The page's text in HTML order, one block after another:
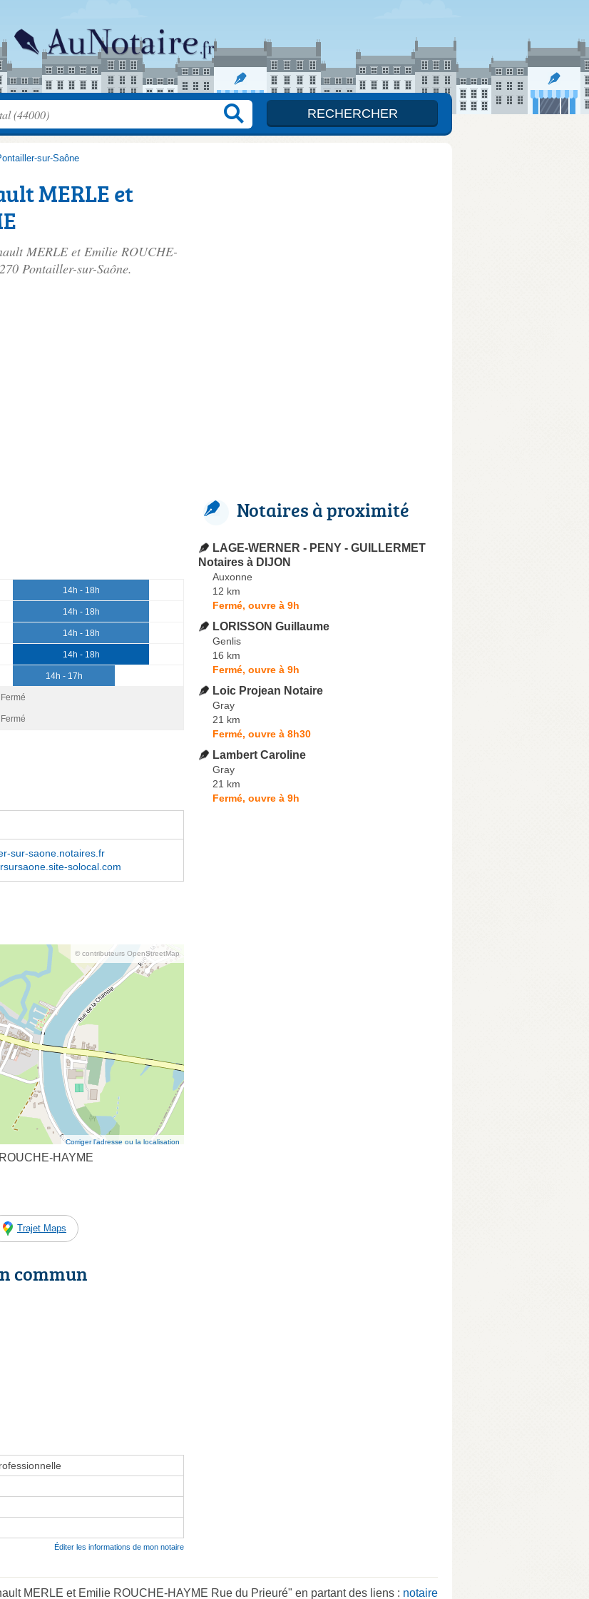
sur-Saône
MERLE et
MERLE et Emilie ROUCHE-
Pontailler-sur-Saône.
14h - 18h
14h - 18h
14h - 18h
14h - 18h
14h - 17h
Fermé
Fermé
sur-saone.notaires.fr
solocal.com
© contributeurs OpenStreetMap
Corriger l’adresse ou la localisation
HAYME
Trajet Maps
commun
Éditer les informations de mon notaire
Notaires à proximité
LAGE-WERNER - PENY - GUILLERMET
Notaires à DIJON
Auxonne
12 km
Fermé, ouvre à 9h
LORISSON Guillaume
Genlis
16 km
Fermé, ouvre à 9h
Loic Projean Notaire
Gray
21 km
Fermé, ouvre à 8h30
Lambert Caroline
Gray
21 km
Fermé, ouvre à 9h
MERLE et Emilie ROUCHE-HAYME Rue du Prieuré" en partant des liens : notaire